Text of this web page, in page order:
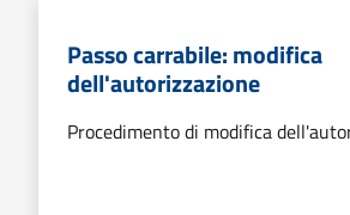
Passo carrabile: modifica
dell'autorizzazione
Procedimento di modifica